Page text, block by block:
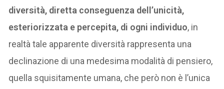
diversità, diretta conseguenza dell’unicità,
esteriorizzata e percepita, di ogni individuo, in
realtà tale apparente diversità rappresenta una
declinazione di una medesima modalità di pensiero,
quella squisitamente umana, che però non è l’unica